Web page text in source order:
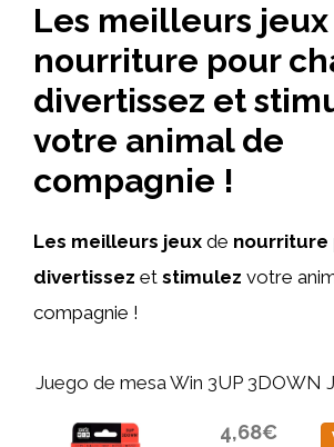
Les meilleurs
nourriture pour
divertissez et
votre animal de
compagnie !
Les meilleurs jeux de nourriture
divertissez et stimulez votre
compagnie !
Juego de mesa Win 3UP 3DOWN
4,68€